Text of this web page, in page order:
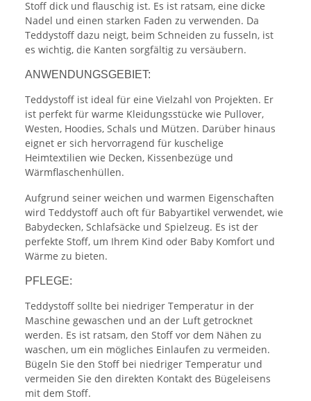
Stoff dick und flauschig ist. Es ist ratsam, eine dicke
Nadel und einen starken Faden zu verwenden. Da
Teddystoff dazu neigt, beim Schneiden zu fusseln, ist
es wichtig, die Kanten sorgfältig zu versäubern.
ANWENDUNGSGEBIET:
Teddystoff ist ideal für eine Vielzahl von Projekten. Er
ist perfekt für warme Kleidungsstücke wie Pullover,
Westen, Hoodies, Schals und Mützen. Darüber hinaus
eignet er sich hervorragend für kuschelige
Heimtextilien wie Decken, Kissenbezüge und
Wärmflaschenhüllen.
Aufgrund seiner weichen und warmen Eigenschaften
wird Teddystoff auch oft für Babyartikel verwendet, wie
Babydecken, Schlafsäcke und Spielzeug. Es ist der
perfekte Stoff, um Ihrem Kind oder Baby Komfort und
Wärme zu bieten.
PFLEGE:
Teddystoff sollte bei niedriger Temperatur in der
Maschine gewaschen und an der Luft getrocknet
werden. Es ist ratsam, den Stoff vor dem Nähen zu
waschen, um ein mögliches Einlaufen zu vermeiden.
Bügeln Sie den Stoff bei niedriger Temperatur und
vermeiden Sie den direkten Kontakt des Bügeleisens
mit dem Stoff.